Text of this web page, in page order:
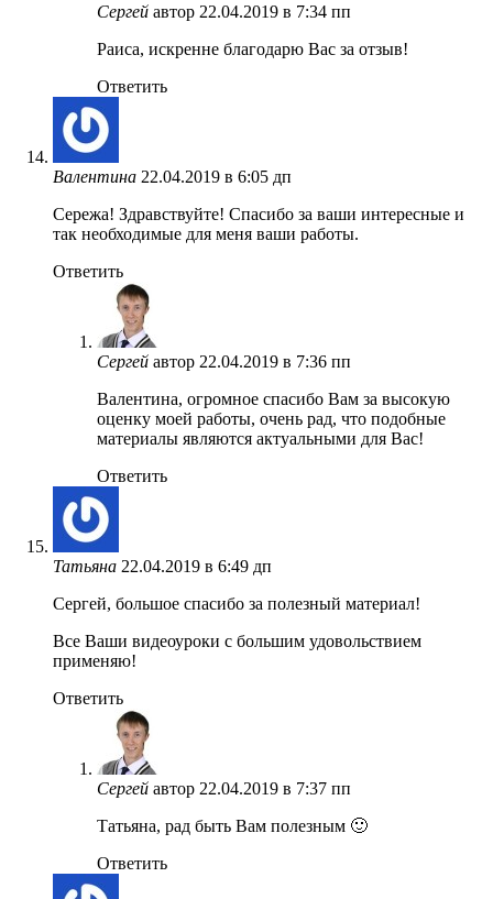
Сергей автор 22.04.2019 в 7:34 пп
Раиса, искренне благодарю Вас за отзыв!
Ответить
Валентина 22.04.2019 в 6:05 дп
Сережа! Здравствуйте! Спасибо за ваши интересные и
так необходимые для меня ваши работы.
Ответить
Сергей автор 22.04.2019 в 7:36 пп
Валентина, огромное спасибо Вам за высокую
оценку моей работы, очень рад, что подобные
материалы являются актуальными для Вас!
Ответить
Татьяна 22.04.2019 в 6:49 дп
Сергей, большое спасибо за полезный материал!
Все Ваши видеоуроки с большим удовольствием
применяю!
Ответить
Сергей автор 22.04.2019 в 7:37 пп
Татьяна, рад быть Вам полезным 🙂
Ответить